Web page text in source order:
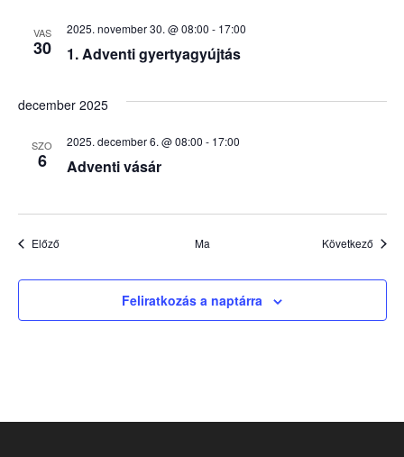
VAS
30 1. Adventi gyertyagyújtás
2025. november 30. @ 08:00 - 17:00
december 2025
SZO
6 Adventi vásár
2025. december 6. @ 08:00 - 17:00
ElőzőEsemények Ma Következő
Feliratkozás a naptárra